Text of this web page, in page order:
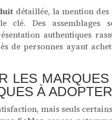
détaillée, la mention
Des assemblages
authentiques
de personnes ayant
LES
À
mais seuls